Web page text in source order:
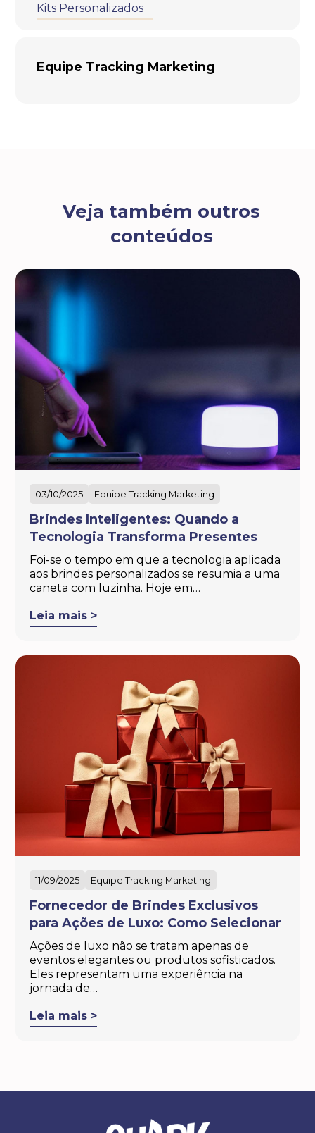
Kits Personalizados
Equipe Tracking Marketing
Veja também outros
conteúdos
03/10/2025 Equipe Tracking Marketing
Brindes Inteligentes: Quando a
Tecnologia Transforma Presentes
Foi-se o tempo em que a tecnologia aplicada
aos brindes personalizados se resumia a uma
caneta com luzinha. Hoje em…
Leia mais >
11/09/2025 Equipe Tracking Marketing
Fornecedor de Brindes Exclusivos
para Ações de Luxo: Como Selecionar
Ações de luxo não se tratam apenas de
eventos elegantes ou produtos sofisticados.
Eles representam uma experiência na
jornada de…
Leia mais >